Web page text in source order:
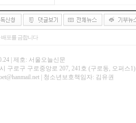
포를 금합니다
| 제호: 서울오늘신문
구로구 구로중앙로 207, 241호 (구로동, 오퍼스1)
| 청소년보호책임자: 김유권